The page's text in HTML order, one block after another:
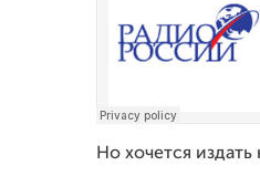
Но хочется